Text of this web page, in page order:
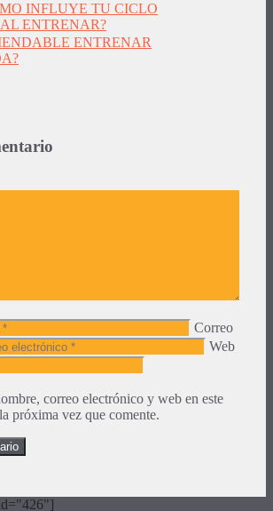
INFLUYE TU CICLO
ENTRENAR?
ENTRENAR
Correo
Web
correo electrónico y web en este
próxima vez que comente.